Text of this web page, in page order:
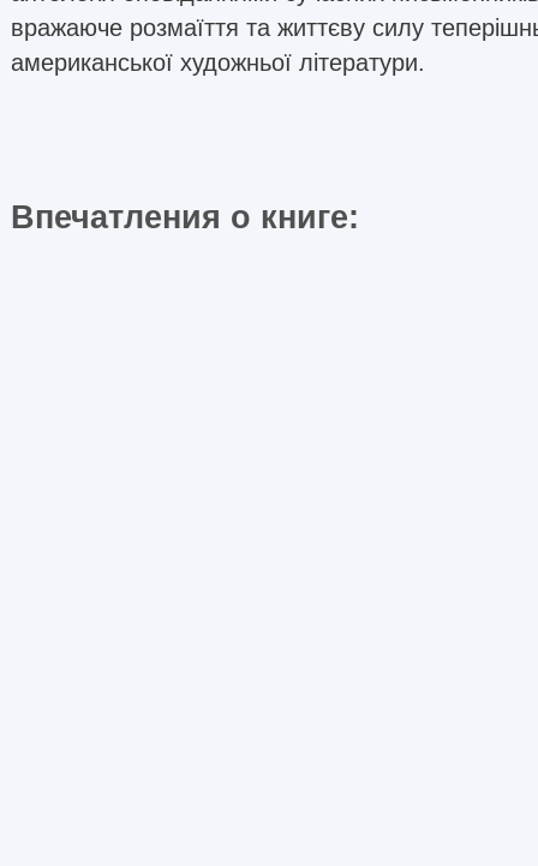
вражаюче розмаїття та життєву силу
американської художньої літератури.
Впечатления о книге: